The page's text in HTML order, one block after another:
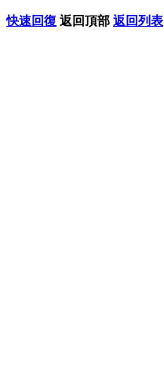
快速回復 返回頂部 返回列表